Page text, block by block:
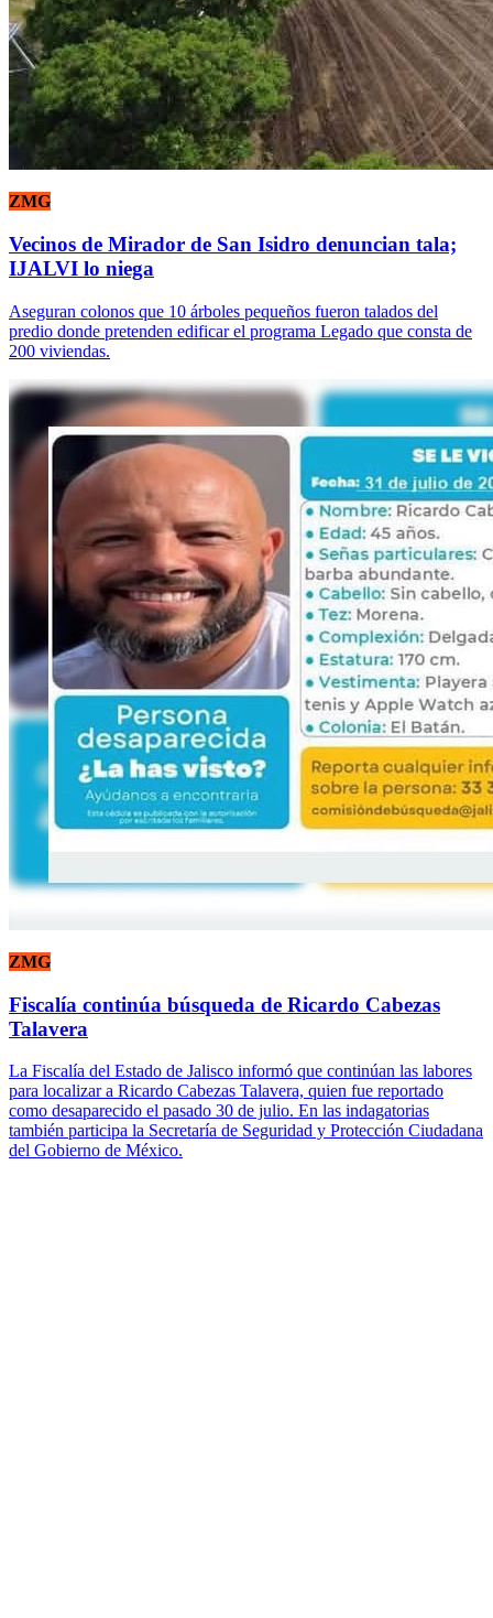
ZMG
Vecinos de Mirador de San Isidro denuncian tala;
IJALVI lo niega
Aseguran colonos que 10 árboles pequeños fueron talados del
predio donde pretenden edificar el programa Legado que consta de
200 viviendas.
ZMG
Fiscalía continúa búsqueda de Ricardo Cabezas
Talavera
La Fiscalía del Estado de Jalisco informó que continúan las labores
para localizar a Ricardo Cabezas Talavera, quien fue reportado
como desaparecido el pasado 30 de julio. En las indagatorias
también participa la Secretaría de Seguridad y Protección Ciudadana
del Gobierno de México.